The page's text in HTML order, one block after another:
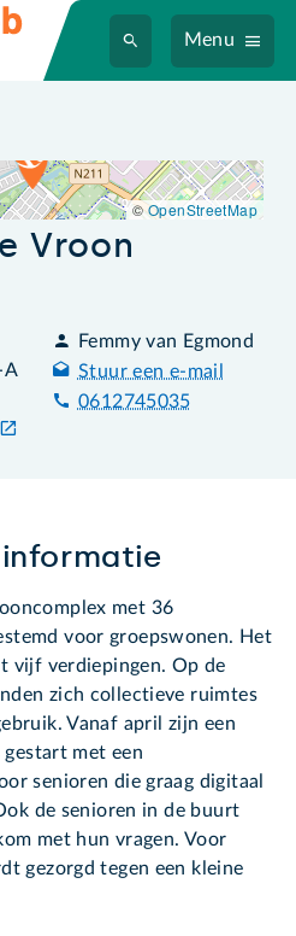
Menu
Vroon
A
Femmy van Egmond
Stuur een e-mail
0612745035
©OpenStreetMap
met 36
voor groepswonen. Het
vijf verdiepingen. Op de
zich collectieve ruimtes
Vanaf april zijn een
met een
senioren die graag digitaal
de senioren in de buurt
met hun vragen. Voor
gezorgd tegen een kleine